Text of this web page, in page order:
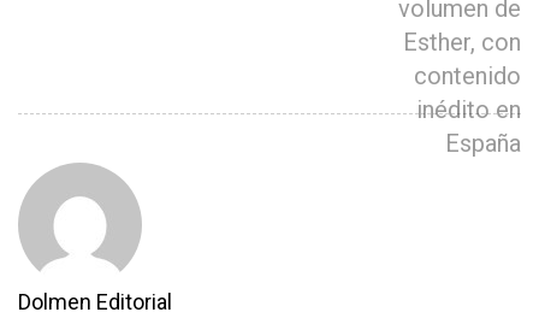
volumen de
Esther, con
contenido
inédito en
España
Dolmen Editorial